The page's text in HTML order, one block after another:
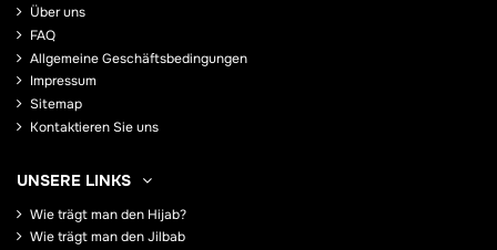
Über uns
FAQ
Allgemeine Geschäftsbedingungen
Impressum
Sitemap
Kontaktieren Sie uns
UNSERE LINKS
Wie trägt man den Hijab?
Wie trägt man den Jilbab